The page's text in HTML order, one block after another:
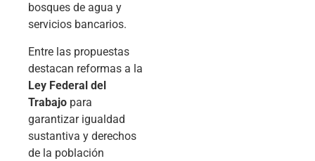
bosques de agua y
servicios bancarios.
Entre las propuestas
destacan reformas a la
Ley Federal del
Trabajo para
garantizar igualdad
sustantiva y derechos
de la población